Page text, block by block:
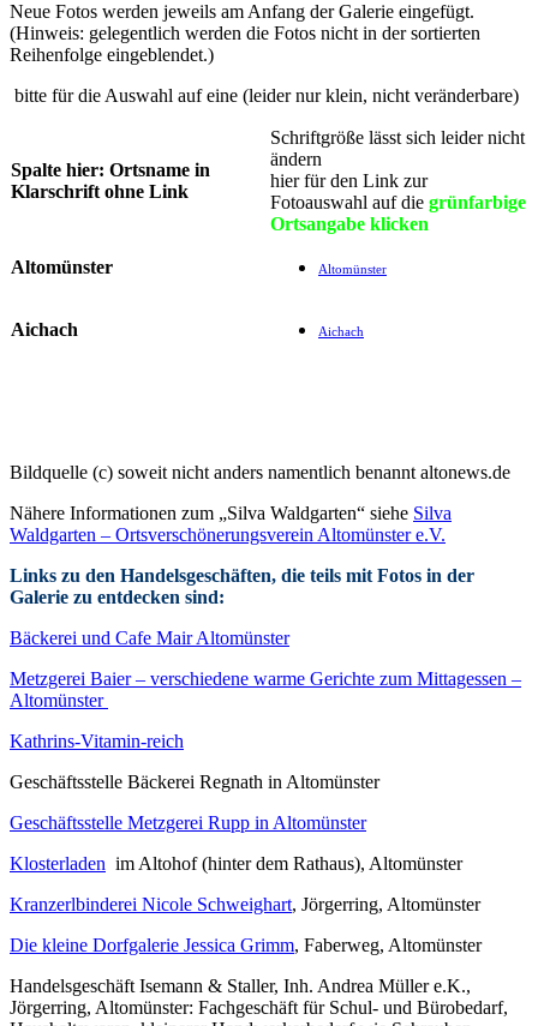
Neue Fotos werden jeweils am Anfang der Galerie eingefügt.
(Hinweis: gelegentlich werden die Fotos nicht in der sortierten
Reihenfolge eingeblendet.)
bitte für die Auswahl auf eine (leider nur klein, nicht veränderbare)
Spalte hier: Ortsname in
Klarschrift ohne Link
Schriftgröße lässt sich leider nicht
ändern
hier für den Link zur
Fotoauswahl auf die grünfarbige
Ortsangabe klicken
Altomünster Altomünster
Aichach Aichach
Bildquelle (c) soweit nicht anders namentlich benannt altonews.de
Nähere Informationen zum „Silva Waldgarten“ siehe Silva
Waldgarten – Ortsverschönerungsverein Altomünster e.V.
Links zu den Handelsgeschäften, die teils mit Fotos in der
Galerie zu entdecken sind:
Bäckerei und Cafe Mair Altomünster
Metzgerei Baier – verschiedene warme Gerichte zum Mittagessen –
Altomünster
Kathrins-Vitamin-reich
Geschäftsstelle Bäckerei Regnath in Altomünster
Geschäftsstelle Metzgerei Rupp in Altomünster
Klosterladen im Altohof (hinter dem Rathaus), Altomünster
Kranzerlbinderei Nicole Schweighart, Jörgerring, Altomünster
Die kleine Dorfgalerie Jessica Grimm, Faberweg, Altomünster
Handelsgeschäft Isemann & Staller, Inh. Andrea Müller e.K.,
Jörgerring, Altomünster: Fachgeschäft für Schul- und Bürobedarf,